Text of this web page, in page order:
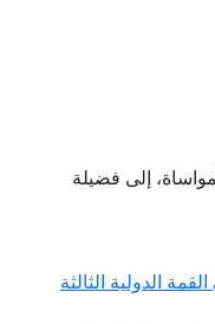
إلى فضيلة
الدولية الثالثة